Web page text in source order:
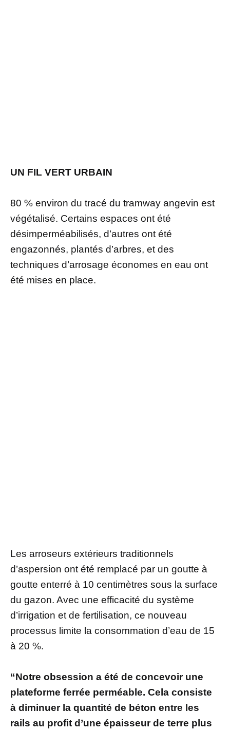
UN FIL VERT URBAIN
80 % environ du tracé du tramway angevin est
végétalisé. Certains espaces ont été
désimperméabilisés, d’autres ont été
engazonnés, plantés d’arbres, et des
techniques d’arrosage économes en eau ont
été mises en place.
Les arroseurs extérieurs traditionnels
d’aspersion ont été remplacé par un goutte à
goutte enterré à 10 centimètres sous la surface
du gazon. Avec une efficacité du système
d’irrigation et de fertilisation, ce nouveau
processus limite la consommation d’eau de 15
à 20 %.
“Notre obsession a été de concevoir une
plateforme ferrée perméable. Cela consiste
à diminuer la quantité de béton entre les
rails au profit d’une épaisseur de terre plus